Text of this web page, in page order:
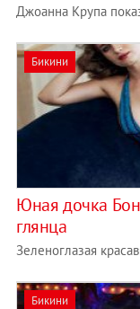
Джоанна Крупа
Бикини
Юная дочка
глянца
Зеленоглазая
Бикини